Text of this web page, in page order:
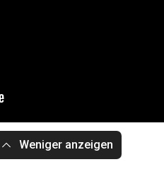
Weniger anzeigen